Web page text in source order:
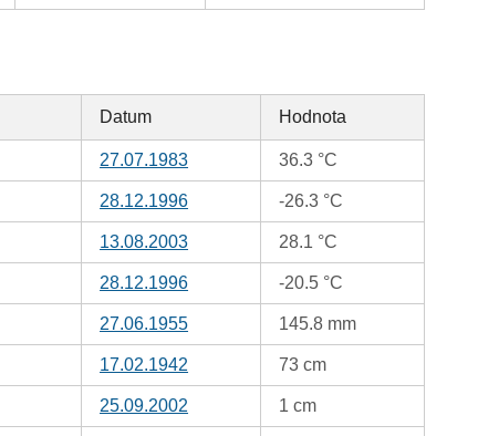
Datum Hodnota
27.07.1983 36.3 °C
28.12.1996 -26.3 °C
13.08.2003 28.1 °C
28.12.1996 -20.5 °C
27.06.1955 145.8 mm
17.02.1942 73 cm
25.09.2002 1 cm